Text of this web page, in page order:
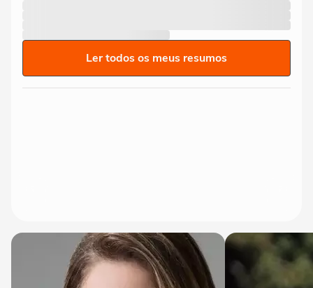
Ler todos os meus resumos